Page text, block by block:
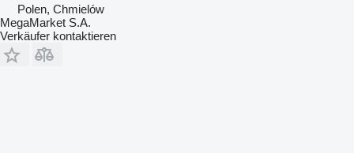
Polen, Chmielów
MegaMarket S.A.
Verkäufer kontaktieren